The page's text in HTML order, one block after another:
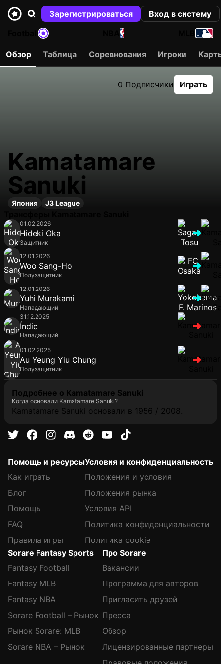
Зарегистрироваться
Вход в систему
NBA
Обзор Таблица Соревнования Игроки
0 Подписчики Играть
Kamatamare
Sanuki
Япония J3 League
01.02.2026
Hideki Oka
Защитник
12.01.2026
Woo Sang-Ho
Полузащитник
12.01.2026
Yuhi Murakami
Нападающий
31.12.2025
Índio
Нападающий
01.02.2025
Au Yeung Yiu Chung
Полузащитник
Подробнее о Kamatamare Sanuki
Когда основали Kamatamare Sanuki?
Kamatamare Sanuki основали в 1956 / 2008.
Помощь и ресурсы
Как играть
Блог
Помощь
FAQ
Правила игры
Условия и конфиденциальность
Положения и условия
Положения рынка
Условия API
Политика конфиденциальности
Политика cookie
Sorare Fantasy Sports
Fantasy Football
Fantasy MLB
Fantasy NBA
Sorare Football – Рынок
Рынок Sorare: MLB
Sorare NBA – Рынок
Про Sorare
Вакансии
Программа для авторов
Пригласить друзей
Пресса
Обзор
Лицензированные партнеры